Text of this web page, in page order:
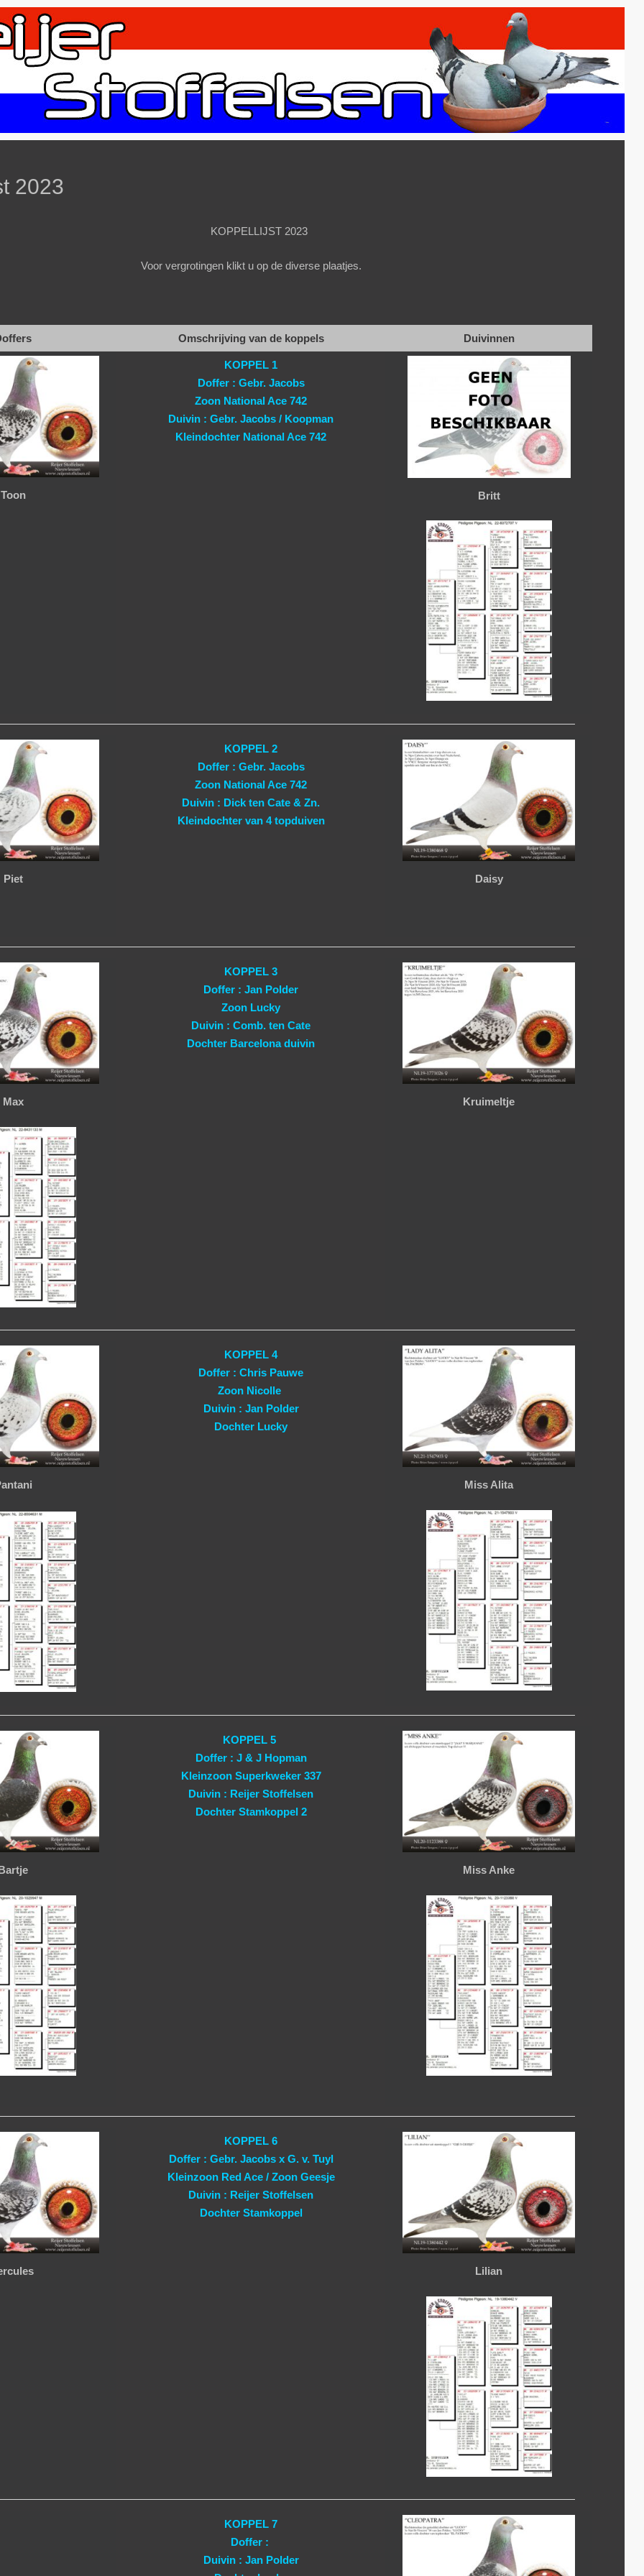
2023
KOPPELLIJST 2023
Voor vergrotingen klikt u op de diverse plaatjes.
Omschrijving van de koppels Duivinnen
Toon
KOPPEL 1
Doffer : Gebr. Jacobs
Zoon National Ace 742
Duivin : Gebr. Jacobs / Koopman
Kleindochter National Ace 742
Britt
Piet
KOPPEL 2
Doffer : Gebr. Jacobs
Zoon National Ace 742
Duivin : Dick ten Cate & Zn.
Kleindochter van 4 topduiven
Daisy
Max
KOPPEL 3
Doffer : Jan Polder
Zoon Lucky
Duivin : Comb. ten Cate
Dochter Barcelona duivin
Kruimeltje
KOPPEL 4
Doffer : Chris Pauwe
Zoon Nicolle
Duivin : Jan Polder
Dochter Lucky
Miss Alita
KOPPEL 5
Doffer : J & J Hopman
Kleinzoon Superkweker 337
Duivin : Reijer Stoffelsen
Dochter Stamkoppel 2
Miss Anke
KOPPEL 6
Doffer : Gebr. Jacobs x G. v. Tuyl
Kleinzoon Red Ace / Zoon Geesje
Duivin : Reijer Stoffelsen
Dochter Stamkoppel
Lilian
KOPPEL 7
Doffer :
Duivin : Jan Polder